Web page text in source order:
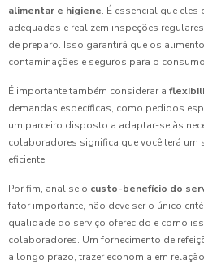
alimentar e higiene. É essencial que
adequadas e realizem inspeções
de preparo. Isso garantirá que os
contaminações e seguros para o
É importante também considerar a
demandas específicas, como pedidos
um parceiro disposto a adaptar-se às
colaboradores significa que você terá um
eficiente.
Por fim, analise o custo-benefício do
fator importante, não deve ser o único
qualidade do serviço oferecido e como
colaboradores. Um fornecimento de
a longo prazo, trazer economia em